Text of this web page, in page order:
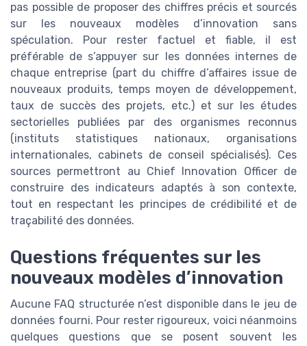
pas possible de proposer des chiffres précis et sourcés
sur les nouveaux modèles d’innovation sans
spéculation. Pour rester factuel et fiable, il est
préférable de s’appuyer sur les données internes de
chaque entreprise (part du chiffre d’affaires issue de
nouveaux produits, temps moyen de développement,
taux de succès des projets, etc.) et sur les études
sectorielles publiées par des organismes reconnus
(instituts statistiques nationaux, organisations
internationales, cabinets de conseil spécialisés). Ces
sources permettront au Chief Innovation Officer de
construire des indicateurs adaptés à son contexte,
tout en respectant les principes de crédibilité et de
traçabilité des données.
Questions fréquentes sur les
nouveaux modèles d’innovation
Aucune FAQ structurée n’est disponible dans le jeu de
données fourni. Pour rester rigoureux, voici néanmoins
quelques questions que se posent souvent les